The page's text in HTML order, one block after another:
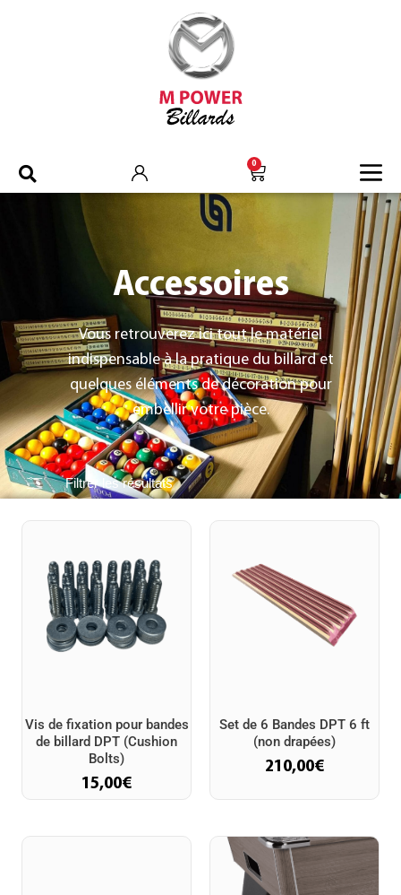
0
Accessoires
Vous retrouverez ici tout le matériel
indispensable à la pratique du billard et
quelques éléments de décoration pour
embellir votre pièce.
Filtrer les résultats
Vis de fixation pour bandes
de billard DPT (Cushion
Bolts)
15,00€
Set de 6 Bandes DPT 6 ft
(non drapées)
210,00€